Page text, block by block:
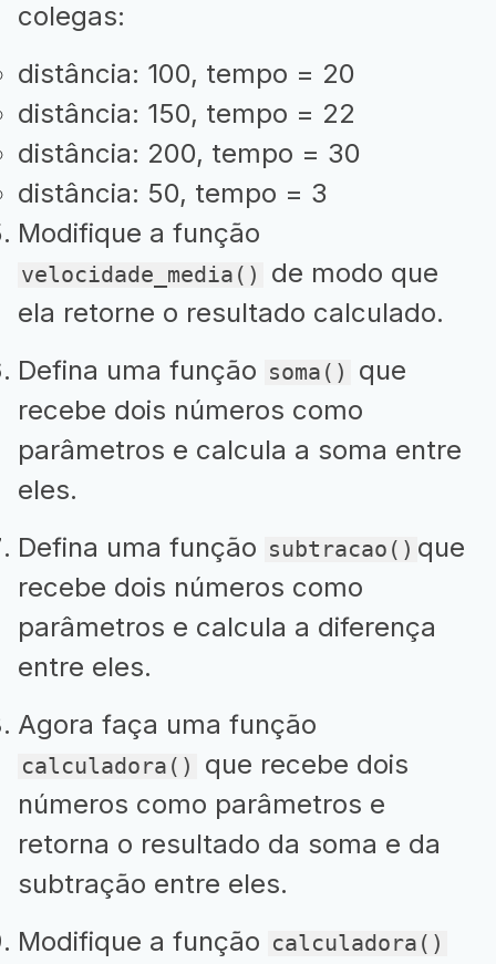
colegas:
distância: 100, tempo = 20
distância: 150, tempo = 22
distância: 200, tempo = 30
distância: 50, tempo = 3
Modifique a função
velocidade_media()
de modo que
ela retorne o resultado calculado.
Defina uma função soma()
que
recebe dois números como
parâmetros e calcula a soma entre
eles.
Defina uma função subtracao() que
recebe dois números como
parâmetros e calcula a diferença
entre eles.
Agora faça uma função
calculadora()
que recebe dois
números como parâmetros e
retorna o resultado da soma e da
subtração entre eles.
Modifique a função calculadora()